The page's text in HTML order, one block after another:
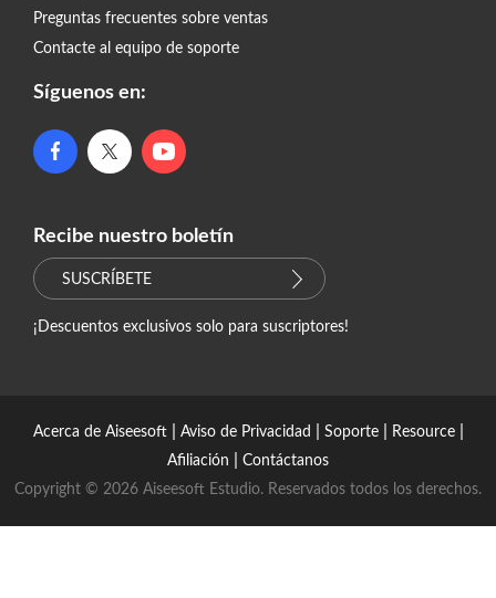
Preguntas frecuentes sobre ventas
Contacte al equipo de soporte
Síguenos en:
Recibe nuestro boletín
SUSCRÍBETE
¡Descuentos exclusivos solo para suscriptores!
Acerca de Aiseesoft| Aviso de Privacidad Soporte| Resource|
Afiliación
Contáctanos
Copyright © 2026 Aiseesoft Estudio. Reservados todos los derechos.